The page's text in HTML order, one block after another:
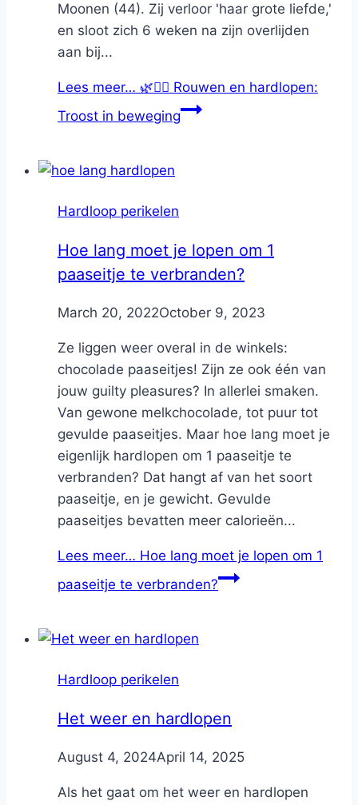
Moonen (44). Zij verloor 'haar grote liefde,'
en sloot zich 6 weken na zijn overlijden
aan bij...
Lees meer… 🌿🏃‍♀️ Rouwen en hardlopen:
Troost in beweging
Hardloop perikelen
Hoe lang moet je lopen om 1
paaseitje te verbranden?
ByNicole
March 20, 2022October 9, 2023
Ze liggen weer overal in de winkels:
chocolade paaseitjes! Zijn ze ook één van
jouw guilty pleasures? In allerlei smaken.
Van gewone melkchocolade, tot puur tot
gevulde paaseitjes. Maar hoe lang moet je
eigenlijk hardlopen om 1 paaseitje te
verbranden? Dat hangt af van het soort
paaseitje, en je gewicht. Gevulde
paaseitjes bevatten meer calorieën...
Lees meer… Hoe lang moet je lopen om 1
paaseitje te verbranden?
Hardloop perikelen
Het weer en hardlopen
ByNicole
August 4, 2024April 14, 2025
Als het gaat om het weer en hardlopen